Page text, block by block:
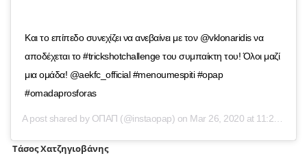
Και το επίπεδο συνεχίζει να ανεβαίνει με τον @vklonaridis να
αποδέχεται το #trickshotchallenge του συμπαίκτη του! Όλοι μαζί
μια ομάδα! @aekfc_official #menoumespiti #opap
#omadaprosforas
A post shared by ΟΠΑΠ (@instaopap) on Mar 26, 2020 at 11:26am PDT
Τάσος Χατζηγιοβάνης